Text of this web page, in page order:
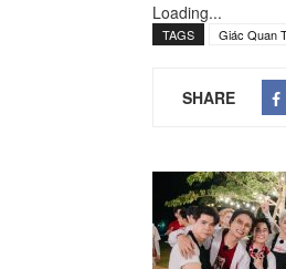
Loading...
TAGS Giác Quan
SHARE